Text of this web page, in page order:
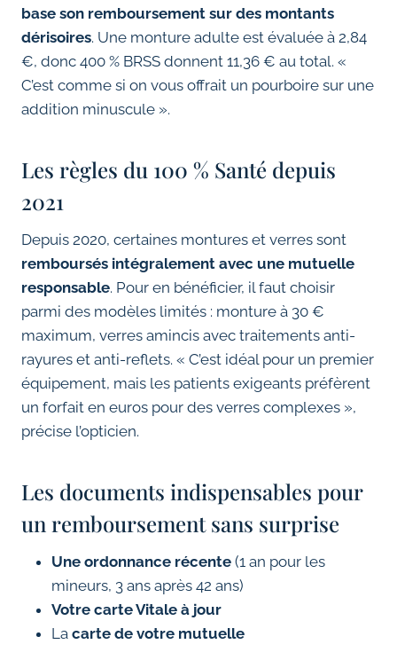
base son remboursement sur des montants
dérisoires. Une monture adulte est évaluée à 2,84
€, donc 400 % BRSS donnent 11,36 € au total. «
C’est comme si on vous offrait un pourboire sur une
addition minuscule ».
Les règles du 100 % Santé depuis
2021
Depuis 2020, certaines montures et verres sont
remboursés intégralement avec une mutuelle
responsable. Pour en bénéficier, il faut choisir
parmi des modèles limités : monture à 30 €
maximum, verres amincis avec traitements anti-
rayures et anti-reflets. « C’est idéal pour un premier
équipement, mais les patients exigeants préfèrent
un forfait en euros pour des verres complexes »,
précise l’opticien.
Les documents indispensables pour
un remboursement sans surprise
Une ordonnance récente (1 an pour les
mineurs, 3 ans après 42 ans)
Votre carte Vitale à jour
La carte de votre mutuelle